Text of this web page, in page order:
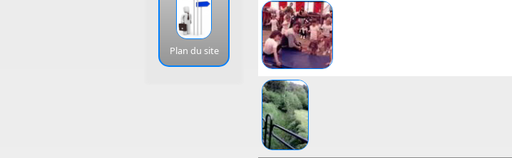
Plan du site